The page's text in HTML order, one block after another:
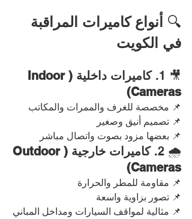
🔍 أنواع كاميرات المراقبة
في الكويت
🎥 1.
كاميرات داخلية (Indoor
Cameras)
📌 مخصصة للغرف والممرات والمكاتب
📌 تصميم أنيق وصغير
📌 بعضها مزود بصوت واتصال مباشر
🌧️ 2.
كاميرات خارجية (Outdoor
Cameras)
📌 مقاومة للمطر والحرارة
📌 تصور بزاوية واسعة
📌 مثالية لمواقف السيارات ومداخل المباني